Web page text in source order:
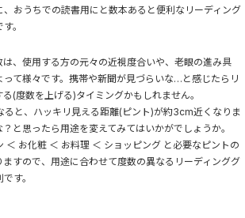
おうちでの読書用にと数本あると便利なリーディング
。
、使用する方の元々の近視度合いや、老眼の進み具
て様々です。携帯や新聞が見づらいな…と感じたらリ
(度数を上げる)タイミングかもしれません。
と、ハッキリ見える距離(ピント)が約3cm近くなりま
と思ったら用途を変えてみてはいかがでしょうか。
＜ お化粧 ＜ お料理 ＜ ショッピング と必要なピントの
すので、用途に合わせて度数の異なるリーディンググ
す。